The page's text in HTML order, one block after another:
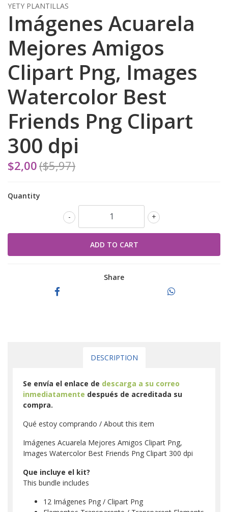
YETY PLANTILLAS
Imágenes Acuarela
Mejores Amigos
Clipart Png, Images
Watercolor Best
Friends Png Clipart
300 dpi
$2,00($5,97)
Quantity
+
-
Share
DESCRIPTION
Se envía el enlace de descarga a su correo
inmediatamente después de acreditada su
compra.
Qué estoy comprando / About this item
Imágenes Acuarela Mejores Amigos Clipart Png,
Images Watercolor Best Friends Png Clipart 300 dpi
Que incluye el kit?
This bundle includes
12 Imágenes Png / Clipart Png